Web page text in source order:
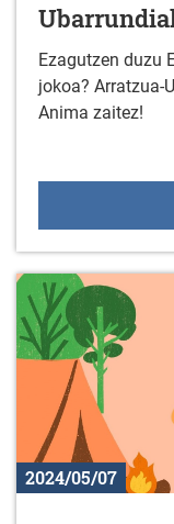
Ezagutzen duzu
jokoa? Arratzua-
Anima zaitez!
2024/05/07